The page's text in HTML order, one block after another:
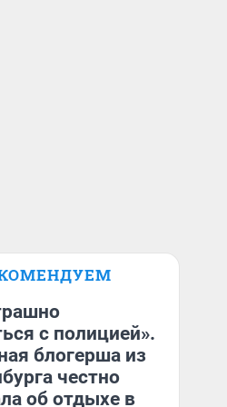
с полицией».
блогерша из
честно
об отдыхе в